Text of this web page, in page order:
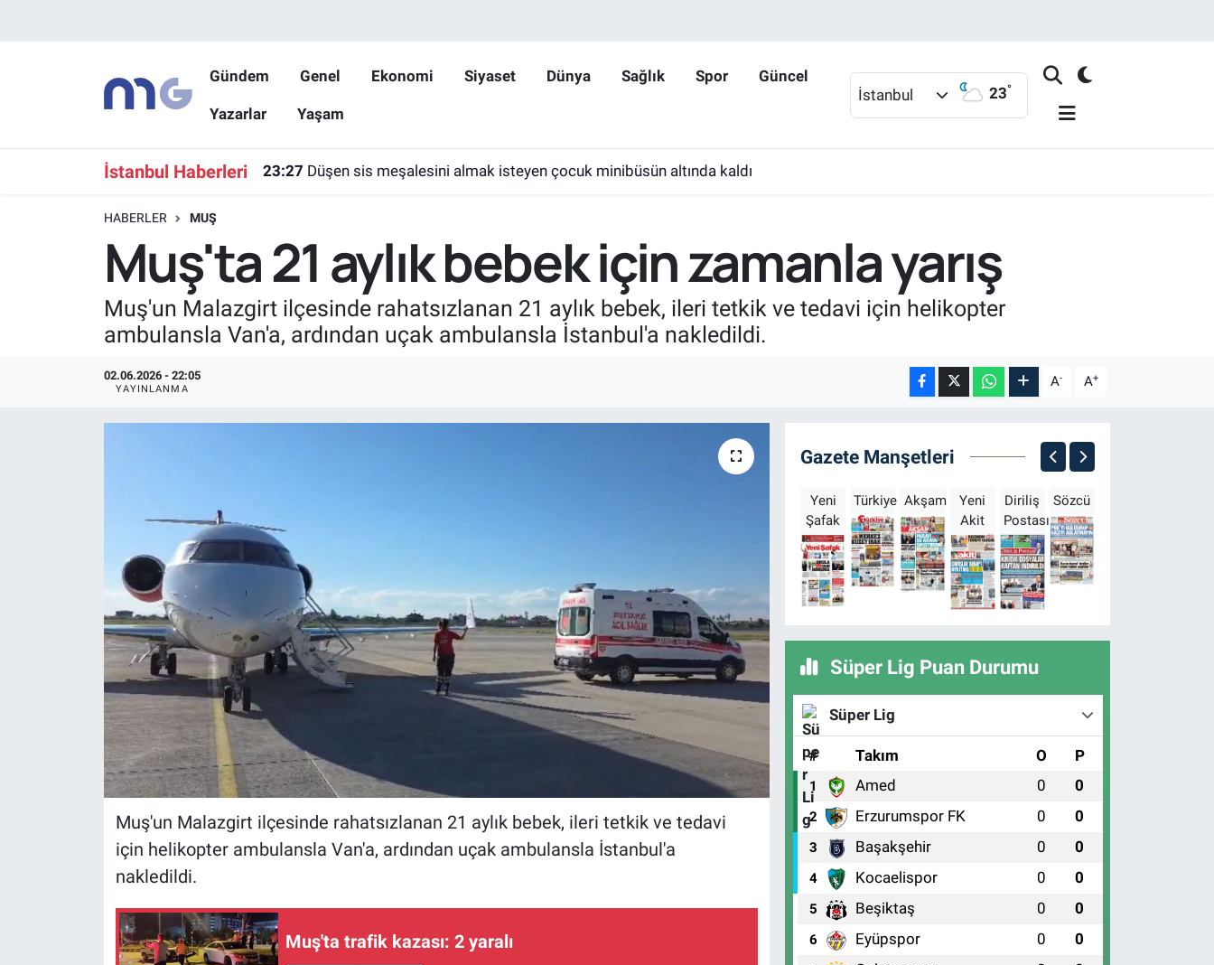
Gündem Genel Ekonomi Siyaset Dünya Sağlık Spor Güncel
Yazarlar Yaşam
İstanbul 23°
İstanbul Haberleri 23:27 Düşen sis meşalesini almak isteyen çocuk minibüsün altında kaldı
HABERLER MUŞ
Muş'ta 21 aylık bebek için zamanla yarış
Muş'un Malazgirt ilçesinde rahatsızlanan 21 aylık bebek, ileri tetkik ve tedavi için helikopter
ambulansla Van'a, ardından uçak ambulansla İstanbul'a nakledildi.
02.06.2026 - 22:05
YAYINLANMA A- A+
Muş'un Malazgirt ilçesinde rahatsızlanan 21 aylık bebek, ileri tetkik ve tedavi
için helikopter ambulansla Van'a, ardından uçak ambulansla İstanbul'a
nakledildi.
Muş'ta trafik kazası: 2 yaralı
Gazete Manşetleri
Yeni
Şafak
Türkiye Akşam
Yeni
Akit
Diriliş
Postası
Sözcü
Süper Lig Puan Durumu
Süper Lig
# Takım O P
1 Amed 0 0
2 Erzurumspor FK 0 0
3 Başakşehir 0 0
4 Kocaelispor 0 0
5 Beşiktaş 0 0
6 Eyüpspor 0 0
Hava Durumu
İstanbul Namaz Vakitleri
Süper Lig Puan Durumu ve Fikstür
Tüm Manşetler
Son Dakika Haberleri
Haber Arşivi